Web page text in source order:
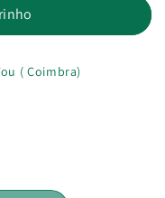
( Coimbra)